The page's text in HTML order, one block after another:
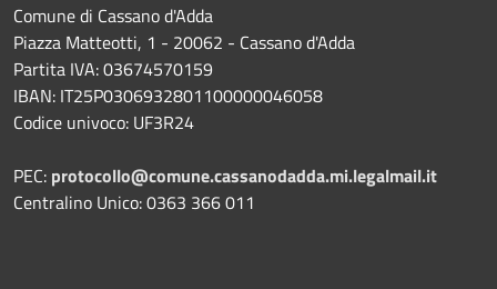
Comune di Cassano d'Adda
Piazza Matteotti, 1 - 20062 - Cassano d'Adda
Partita IVA: 03674570159
IBAN: IT25P0306932801100000046058
Codice univoco: UF3R24
PEC: protocollo@comune.cassanodadda.mi.legalmail.it
Centralino Unico: 0363 366 011